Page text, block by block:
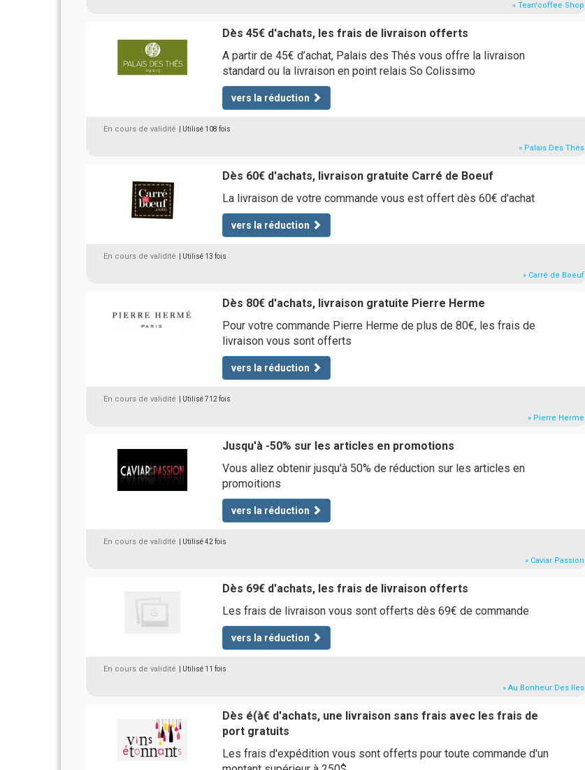
» Tean'coffee Shop
Dès 45€ d'achats, les frais de livraison offerts
A partir de 45€ d’achat, Palais des Thés vous offre la livraison
standard ou la livraison en point relais So Colissimo
vers la réduction
En cours de validité | Utilisé 108 fois
» Palais Des Thés
Dès 60€ d'achats, livraison gratuite Carré de Boeuf
La livraison de votre commande vous est offert dès 60€ d'achat
vers la réduction
En cours de validité | Utilisé 13 fois
» Carré de Boeuf
Dès 80€ d'achats, livraison gratuite Pierre Herme
Pour votre commande Pierre Herme de plus de 80€, les frais de
livraison vous sont offerts
vers la réduction
En cours de validité | Utilisé 712 fois
» Pierre Herme
Jusqu'à -50% sur les articles en promotions
Vous allez obtenir jusqu'à 50% de réduction sur les articles en
promoitions
vers la réduction
En cours de validité | Utilisé 42 fois
» Caviar Passion
Dès 69€ d'achats, les frais de livraison offerts
Les frais de livraison vous sont offerts dès 69€ de commande
vers la réduction
En cours de validité | Utilisé 11 fois
» Au Bonheur Des Iles
Dès é(à€ d'achats, une livraison sans frais avec les frais de
port gratuits
Les frais d'expédition vous sont offerts pour toute commande d'un